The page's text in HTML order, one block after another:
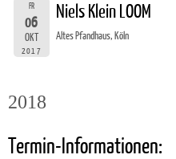
FR
06
OKT
2017
Niels Klein LOOM
Altes Pfandhaus, Köln
2018
Termin-Informationen: